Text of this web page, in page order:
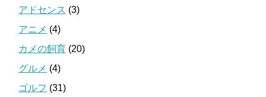
アドセンス (3)
アニメ (4)
カメの飼育 (20)
グルメ (4)
ゴルフ (31)